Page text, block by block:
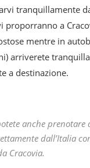
tranquillamente
proporranno a
mentre in
arriverete
a destinazione.
anche
dall’Italia
Cracovia.